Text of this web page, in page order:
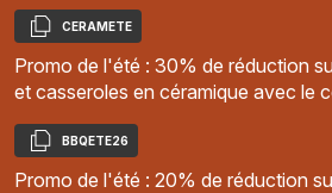
Copier
CERAMETE
Promo de l'été : 30% de réduction
et casseroles en céramique avec le
Copier
BBQETE26
Promo de l'été : 20% de réduction